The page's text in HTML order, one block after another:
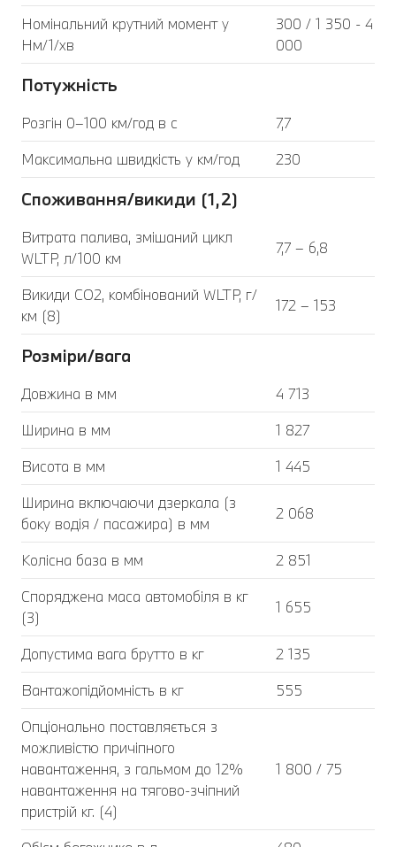
Номінальний крутний момент у
Нм/1/хв
300 / 1 350 - 4
000
Потужність
Розгін 0–100 км/год в с
7,7
Максимальна швидкість у км/год
230
Споживання/викиди (1,2)
Витрата палива, змішаний цикл
WLTP, л/100 км
7,7 – 6,8
Викиди CO2, комбінований WLTP, г/
км (8)
172 – 153
Розміри/вага
Довжина в мм
4 713
Ширина в мм
1 827
Висота в мм
1 445
Ширина включаючи дзеркала (з
боку водія / пасажира) в мм
2 068
Колісна база в мм
2 851
Споряджена маса автомобіля в кг
(3)
1 655
Допустима вага брутто в кг
2 135
Вантажопідйомність в кг
555
Опціонально поставляється з
можливістю причіпного
навантаження, з гальмом до 12%
навантаження на тягово-зчіпний
пристрій кг. (4)
1 800 / 75